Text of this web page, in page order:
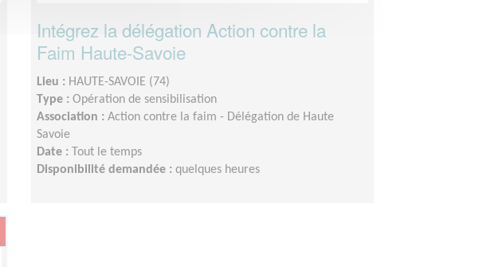
Intégrez la délégation Action contre la
Faim Haute-Savoie
Lieu : HAUTE-SAVOIE (74)
Type : Opération de sensibilisation
Association : Action contre la faim - Délégation de Haute
Savoie
Date :
Tout le temps
Disponibilité demandée : quelques heures